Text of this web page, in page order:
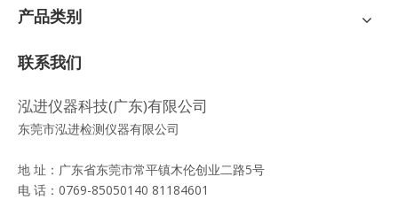
产品类别
联系我们
泓进仪器科技(广东)有限公司
东莞市泓进检测仪器有限公司
地 址：广东省东莞市常平镇木伦创业二路5号
电 话：0769-85050140 81184601